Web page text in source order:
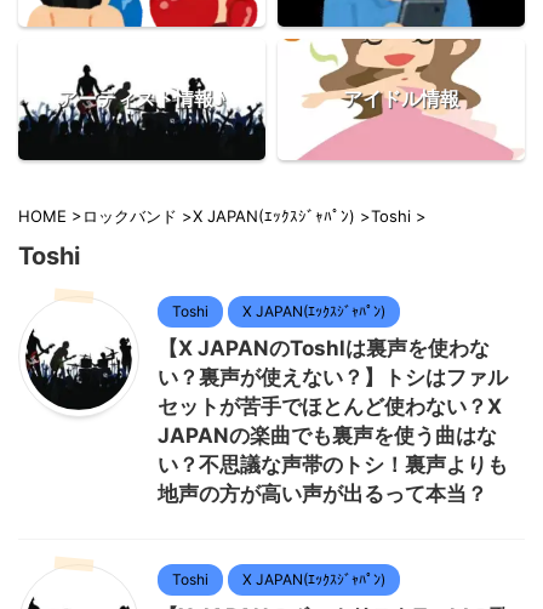
アーティスト情報♪ アイドル情報
HOME >ロックバンド >X JAPAN(ｴｯｸｽｼﾞｬﾊﾟﾝ) >Toshi >
Toshi
Toshi X JAPAN(ｴｯｸｽｼﾞｬﾊﾟﾝ)
【X JAPANのToshlは裏声を使わな
い？裏声が使えない？】トシはファル
セットが苦手でほとんど使わない？X
JAPANの楽曲でも裏声を使う曲はな
い？不思議な声帯のトシ！裏声よりも
地声の方が高い声が出るって本当？
Toshi X JAPAN(ｴｯｸｽｼﾞｬﾊﾟﾝ)